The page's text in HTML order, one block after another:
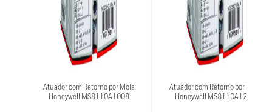
Atuador com Retorno por Mola
Honeywell MS8110A1008
Atuador com Retorno por Mola
Honeywell MS8110A1206